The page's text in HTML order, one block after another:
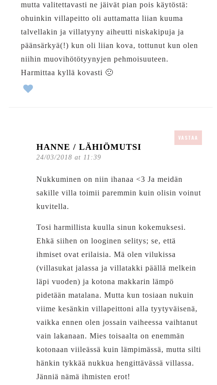
mutta valitettavasti ne jäivät pian pois käytöstä:
ohuinkin villapeitto oli auttamatta liian kuuma
talvellakin ja villatyyny aiheutti niskakipuja ja
päänsärkyä(!) kun oli liian kova, tottunut kun olen
niihin muovihötötyynyjen pehmoisuuteen.
Harmittaa kyllä kovasti 🙁
HANNE / LÄHIÖMUTSI
24/03/2018 at 11:39
VASTAA
Nukkuminen on niin ihanaa <3 Ja meidän
sakille villa toimii paremmin kuin olisin voinut
kuvitella.
Tosi harmillista kuulla sinun kokemuksesi.
Ehkä siihen on looginen selitys; se, että
ihmiset ovat erilaisia. Mä olen vilukissa
(villasukat jalassa ja villatakki päällä melkein
läpi vuoden) ja kotona makkarin lämpö
pidetään matalana. Mutta kun tosiaan nukuin
viime kesänkin villapeittoni alla tyytyväisenä,
vaikka ennen olen jossain vaiheessa vaihtanut
vain lakanaan. Mies toisaalta on enemmän
kotonaan viileässä kuin lämpimässä, mutta silti
hänkin tykkää nukkua hengittävässä villassa.
Jänniä nämä ihmisten erot!